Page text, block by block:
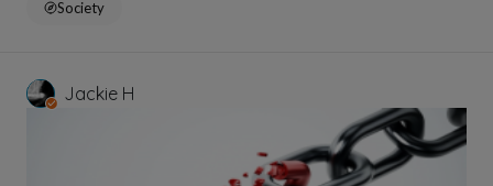
Society
Jackie H